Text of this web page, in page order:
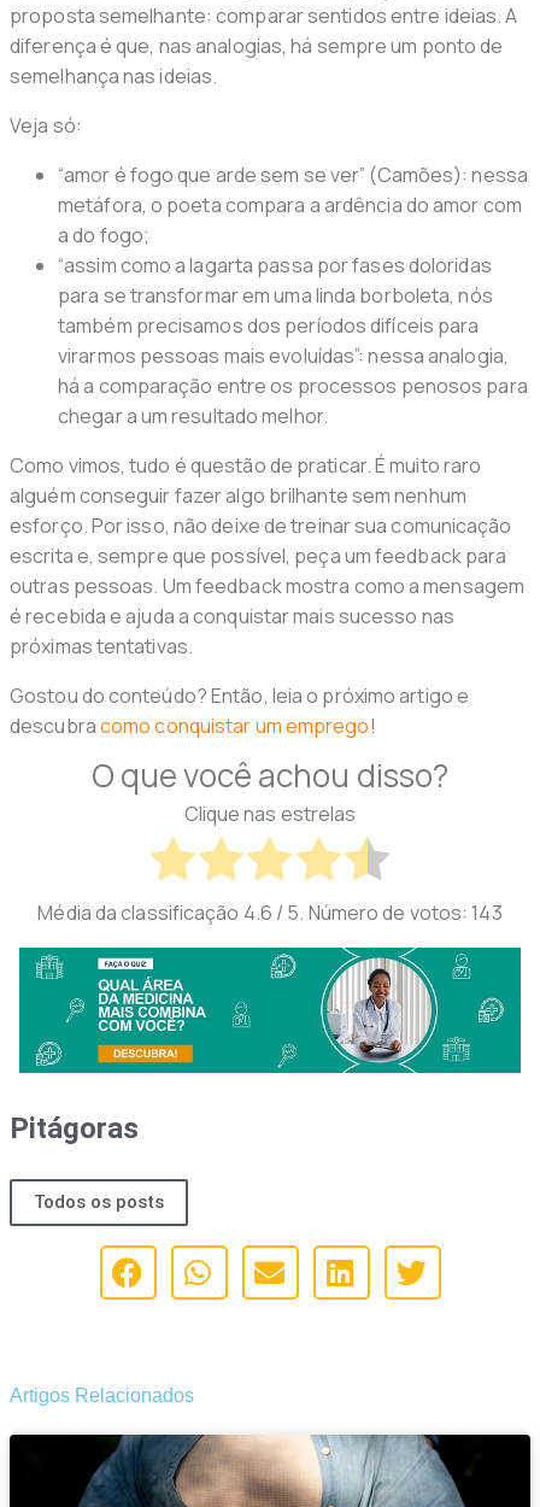
proposta semelhante: comparar sentidos entre ideias. A
diferença é que, nas analogias, há sempre um ponto de
semelhança nas ideias.
Veja só:
“amor é fogo que arde sem se ver” (Camões): nessa
metáfora, o poeta compara a ardência do amor com
a do fogo;
“assim como a lagarta passa por fases doloridas
para se transformar em uma linda borboleta, nós
também precisamos dos períodos difíceis para
virarmos pessoas mais evoluídas”: nessa analogia,
há a comparação entre os processos penosos para
chegar a um resultado melhor.
Como vimos, tudo é questão de praticar. É muito raro
alguém conseguir fazer algo brilhante sem nenhum
esforço. Por isso, não deixe de treinar sua comunicação
escrita e, sempre que possível, peça um feedback para
outras pessoas. Um feedback mostra como a mensagem
é recebida e ajuda a conquistar mais sucesso nas
próximas tentativas.
Gostou do conteúdo? Então, leia o próximo artigo e
descubracomo conquistar um emprego!
O que você achou disso?
Clique nas estrelas
Média da classificação 4.6 / 5. Número de votos: 143
Pitágoras
Todos os posts
Artigos Relacionados